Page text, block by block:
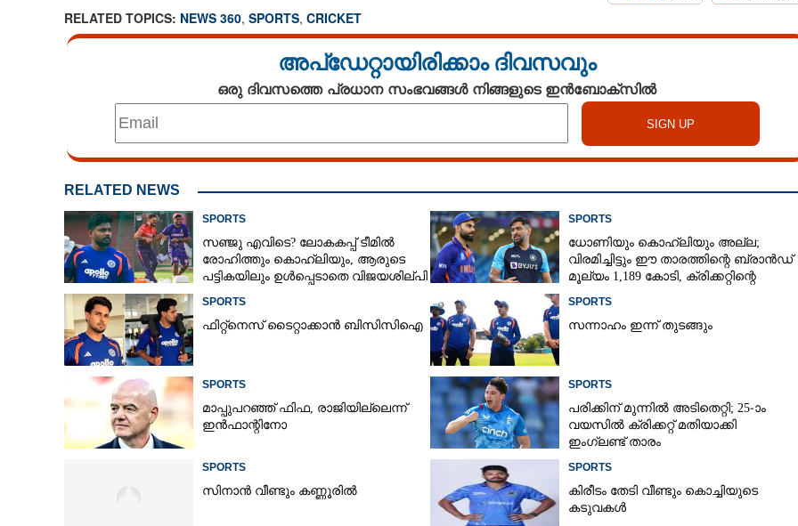
RELATED TOPICS: NEWS 360, SPORTS, CRICKET
അപ്ഡേറ്റായിരിക്കാം ദിവസവും
ഒരു ദിവസത്തെ പ്രധാന സംഭവങ്ങൾ നിങ്ങളുടെ ഇൻബോക്സിൽ
RELATED NEWS
SPORTS
സഞ്ജു എവിടെ? ലോകകപ്പ് ടീമിൽ
രോഹിത്തും കൊഹ്‌ലിയും, ആരുടെ
പട്ടികയിലും ഉൾപ്പെടാതെ വിജയശില്പി
SPORTS
ധോണിയും കൊഹ്‌ലിയും അല്ല;
വിരമിച്ചിട്ടും ഈ താരത്തിന്റെ ബ്രാൻഡ്
മൂല്യം 1,189 കോടി, ക്രിക്കറ്റിന്റെ
SPORTS
ഫിറ്റ്നെസ് ടൈറ്റാക്കാൻ ബിസിസിഐ
SPORTS
സന്നാഹം ഇന്ന് തുടങ്ങും
SPORTS
മാപ്പുപറഞ്ഞ് ഫിഫ, രാജിയില്ലെന്ന്
ഇൻഫാന്റിനോ
SPORTS
പരിക്കിന് മുന്നിൽ അടിതെറ്റി; 25-ാം
വയസിൽ ക്രിക്കറ്റ് മതിയാക്കി
ഇംഗ്ലണ്ട് താരം
SPORTS
സിനാൻ വീണ്ടും കണ്ണൂരിൽ
SPORTS
കിരീ‌ടം തേടി വീണ്ടും കൊച്ചിയുടെ
കടുവകൾ
ഇന്നറിയാം ഇന്ത്യൻ ക്യാപ്‌ടനെ
Copy Link